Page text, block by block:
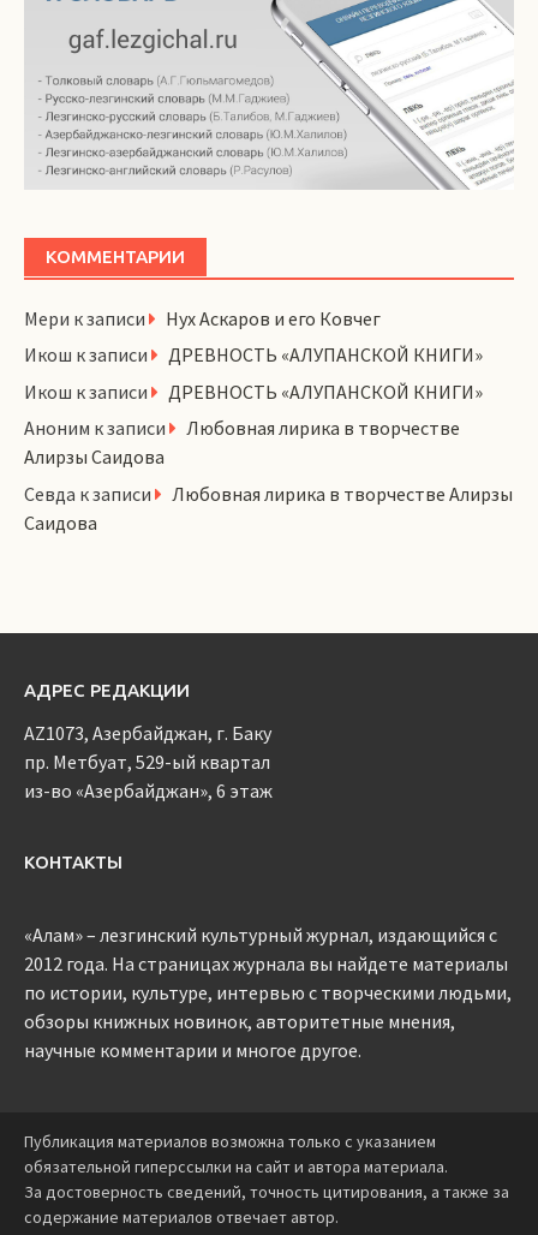
КОММЕНТАРИИ
Мери к записи
Нух Аскаров и его Ковчег
Икош к записи
ДРЕВНОСТЬ «АЛУПАНСКОЙ КНИГИ»
Икош к записи
ДРЕВНОСТЬ «АЛУПАНСКОЙ КНИГИ»
Аноним к записи
Любовная лирика в творчестве
Алирзы Саидова
Севда к записи
Любовная лирика в творчестве Алирзы
Саидова
АДРЕС РЕДАКЦИИ
AZ1073, Азербайджан, г. Баку
пр. Метбуат, 529-ый квартал
из-во «Азербайджан», 6 этаж
КОНТАКТЫ
«Алам» – лезгинский культурный журнал, издающийся с
2012 года. На страницах журнала вы найдете материалы
по истории, культуре, интервью с творческими людьми,
обзоры книжных новинок, авторитетные мнения,
научные комментарии и многое другое.
Публикация материалов возможна только с указанием
обязательной гиперссылки на сайт и автора материала.
За достоверность сведений, точность цитирования, а также за
содержание материалов отвечает автор.